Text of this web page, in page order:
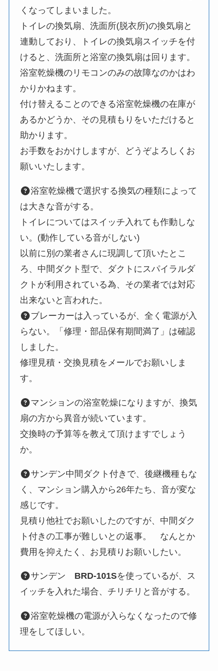
くなってしまいました。
トイレの換気扇、洗面所(脱衣所)の換気扇と
連動しており、トイレの換気扇スイッチを付
けると、洗面所と浴室の換気扇は回ります。
浴室乾燥機のリモコンのみの故障なのかはわ
かりかねます。
付け替えることのできる浴室乾燥機の在庫が
あるかどうか、その見積もりをいただけると
助かります。
お手数をおかけしますが、どうぞよろしくお
願いいたします。
浴室乾燥機で選択する換気の種類によって
は大きな音がする。
トイレについてはスイッチ入れても作動しな
い。(動作している音がしない)
以前に別の業者さんに現調して頂いたとこ
ろ、中間ダクト型で、ダクトにスパイラルダ
クトが利用されている為、その業者では対応
出来ないと言われた。
ブレーカーは入っているが、全く電源が入
らない。「修理・部品保有期間満了」は確認
しました。
修理見積・交換見積をメールでお願いしま
す。
マンションの浴室乾燥になりますが、換気
扇の方から異音が続いています。
交換時の予算等を教えて頂けますでしょう
か。
サンデン中間ダクト付きで、後継機種もな
く、マンション購入から26年たち、音が変な
感じです。
見積り他社でお願いしたのですが、中間ダク
ト付きの工事が難しいとの返事。 なんとか
費用を抑えたく、お見積りお願いしたい。
サンデン BRD-101Sを使っているが、ス
イッチを入れた場合、チリチリと音がする。
浴室乾燥機の電源が入らなくなったので修
理をしてほしい。